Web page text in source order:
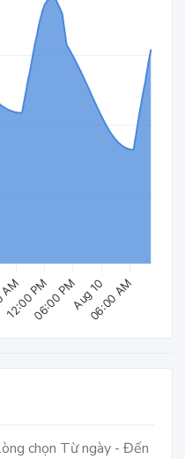
12:00 PM06:00 PMAug 1006:00 AM
chọn Từ ngày - Đến